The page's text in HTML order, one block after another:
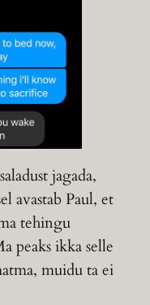
jagada,
avastab Paul, et
tehingu
peaks ikka selle
muidu ta ei